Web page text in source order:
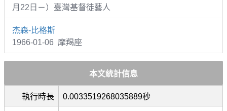
月22日－）臺灣基督徒藝人
杰森-比格斯
1966-01-06 摩羯座
本文統計信息
執行時長 0.0033519268035889秒